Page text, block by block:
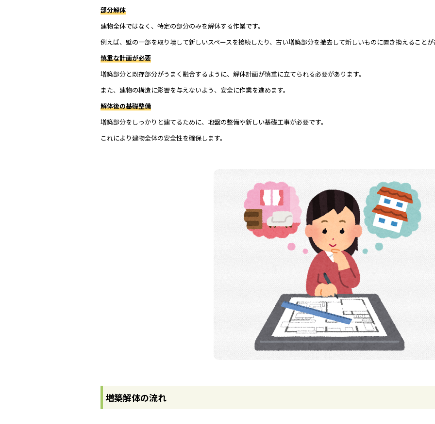
部分解体
建物全体ではなく、特定の部分のみを解体する作業です。
例えば、壁の一部を取り壊して新しいスペースを接続したり、古い増築部分を撤去して新しいものに置き換えることが
慎重な計画が必要
増築部分と既存部分がうまく融合するように、解体計画が慎重に立てられる必要があります。
また、建物の構造に影響を与えないよう、安全に作業を進めます。
解体後の基礎整備
増築部分をしっかりと建てるために、地盤の整備や新しい基礎工事が必要です。
これにより建物全体の安全性を確保します。
増築解体の流れ